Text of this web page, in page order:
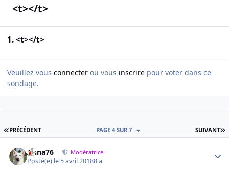
<t></t>
1. <t></t>
Veuillez vous connecter ou vous inscrire pour voter dans ce
sondage.
PREMIÈRE PAGE
PRÉCÉDENT SUIVANT
PAGE 4 SUR 7
Anna76 Modératrice
Posté(e) le 5 avril 20188 a